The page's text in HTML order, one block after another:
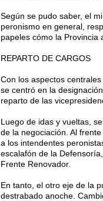
Según se pudo saber, el
peronismo en general,
papeles cómo la Provincia
REPARTO DE CARGOS
Con los aspectos
se centró en la
reparto de las
Luego de idas y vueltas,
de la negociación. Al
a los intendentes
escalafón de la
Frente Renovador.
En tanto, el otro eje de la
destrabado anoche.